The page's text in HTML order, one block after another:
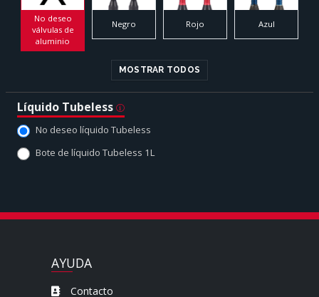
No deseo
válvulas de
aluminio
Negro Rojo Azul
MOSTRAR TODOS
Líquido Tubeless
No deseo líquido Tubeless
Bote de líquido Tubeless 1L
AYUDA
Contacto